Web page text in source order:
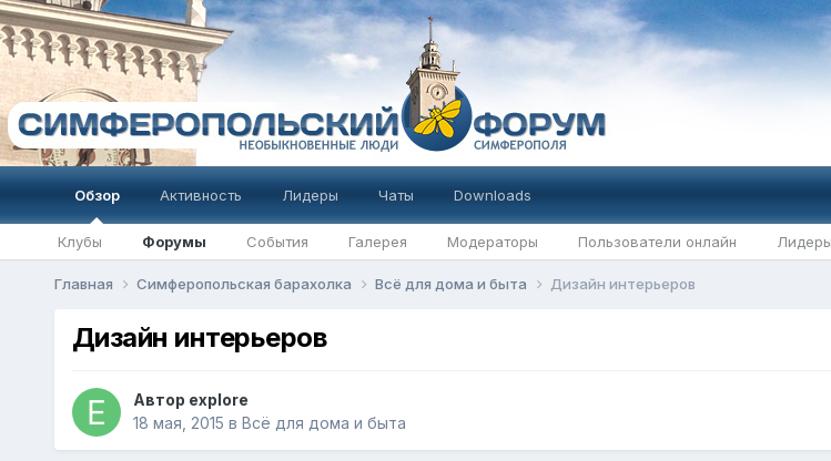
Обзор
Клубы Форумы События Галерея Модераторы Пользователи онлайн Лидеры
Активность Лидеры Чаты Downloads
Главная Симферопольская барахолка Всё для дома и быта Дизайн интерьеров
Дизайн интерьеров
Автор explore
18 мая, 2015 в Всё для дома и быта